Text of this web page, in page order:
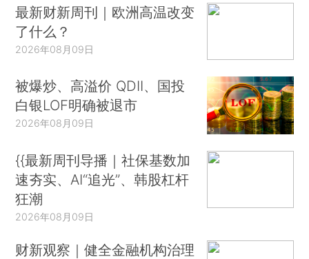
最新财新周刊｜欧洲高温改变
了什么？
2026年08月09日
被爆炒、高溢价 QDII、国投
白银LOF明确被退市
2026年08月09日
{{最新周刊导播｜社保基数加
速夯实、AI“追光”、韩股杠杆
狂潮
2026年08月09日
财新观察｜健全金融机构治理